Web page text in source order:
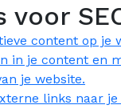
voor
content op je
in je content en
je website.
links naar je